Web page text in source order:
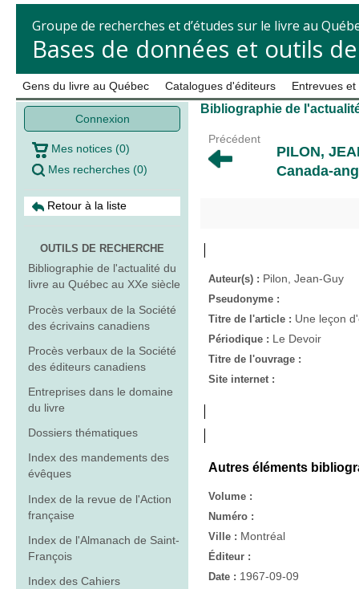
Groupe de recherches et d’études sur le livre au
Bases de données et outils
Gens du livre au Québec Catalogues d'éditeurs Entrevues
Connexion
Mes notices (0)
Mes recherches (0)
Retour à la liste
OUTILS DE RECHERCHE
Bibliographie de l'actualité du
livre au Québec au XXe siècle
Procès verbaux de la Société
des écrivains canadiens
Procès verbaux de la Société
des éditeurs canadiens
Entreprises dans le domaine
du livre
Dossiers thématiques
Index des mandements des
évêques
Index de la revue de l'Action
française
Index de l'Almanach de Saint-
François
Index des Cahiers
Bibliographie de
Précédent
PILON,
Canada-
Auteur(s) : Pilon, Jean-Guy
Pseudonyme :
Titre de l'article : Une leçon
Périodique : Le Devoir
Titre de l'ouvrage :
Site internet :
Autres éléments
Volume :
Numéro :
Ville : Montréal
Éditeur :
Date : 1967-09-09